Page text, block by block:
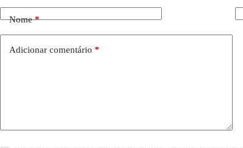
Nome*
Adicionar comentário *